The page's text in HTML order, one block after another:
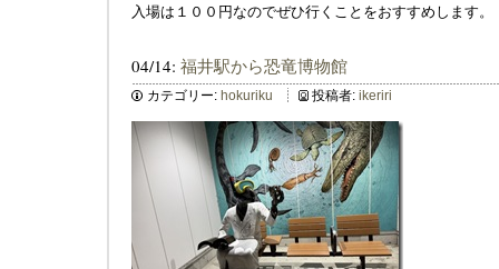
入場は１００円なのでぜひ行くことをおすすめします。
04/14: 福井駅から恐竜博物館
カテゴリー: hokuriku 投稿者: ikeriri